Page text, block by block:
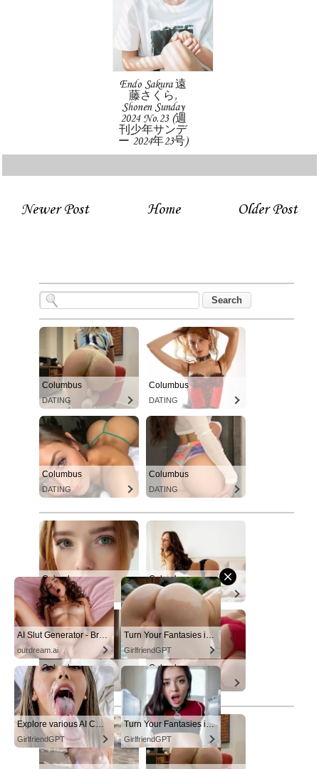
Endo Sakura 遠
藤さくら,
Shonen Sunday
2024 No.23 (週
刊少年サンデ
ー 2024年23号)
Newer Post Older Post
Home
AI Slut Generator - Bring your Fantasies to life 🔥
ourdream.ai
Turn Your Fantasies into Reality
GirlfriendGPT
Explore various AI Characters on GirlfriendGPT
GirlfriendGPT
Turn Your Fantasies into Reality
GirlfriendGPT
Columbus
DATING
Columbus
DATING
Columbus
DATING
Columbus
DATING
Columbus
DATING
Columbus
DATING
Columbus
DATING
Columbus
DATING